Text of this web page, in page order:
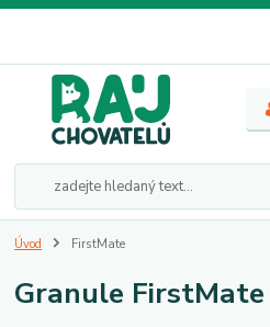
Úvod FirstMate
Granule